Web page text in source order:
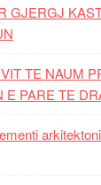
GJERGJ
TE NAUM
E PARE TE